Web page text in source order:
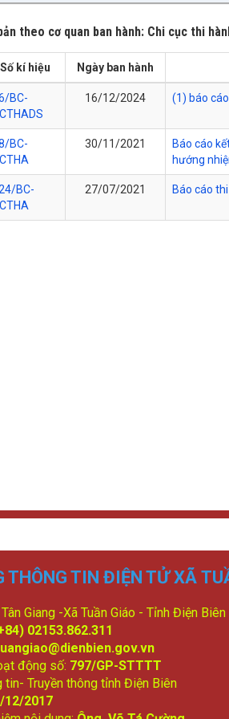
theo cơ quan ban hành: Chi cục thi
Số kí hiệu Ngày ban hành
BC-
16/12/2024 (1) báo
BC-
30/11/2021
Báo cáo
hướng
BC-
27/07/2021 Báo cáo
THÔNG TIN ĐIỆN TỬ XÃ
Giang -Xã Tuần Giáo - Tỉnh Điện Biên
02153.862.311
động số: 797/GP-STTTT
tin- Truyền thông tỉnh Điện Biên
12/2017